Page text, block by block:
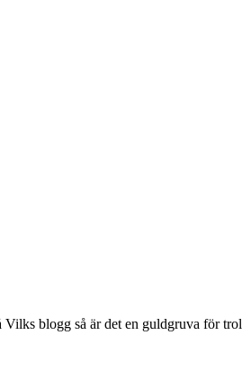
blogg så är det en guldgruva för